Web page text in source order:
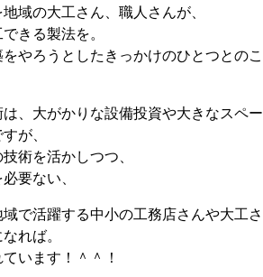
域の大工さん、職人さんが、
きる製法を。
やろうとしたきっかけのひとつとのこ
、大がかりな設備投資や大きなスペー
が、
術を活かしつつ、
要ない、
で活躍する中小の工務店さんや大工さ
れば。
います！＾＾！